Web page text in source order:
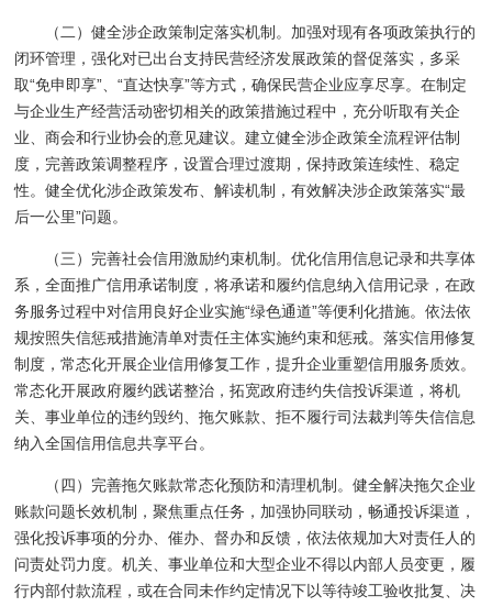
（二）健全涉企政策制定落实机制。加强对现有各项政策执行的
闭环管理，强化对已出台支持民营经济发展政策的督促落实，多采
取“免申即享”、“直达快享”等方式，确保民营企业应享尽享。在制定
与企业生产经营活动密切相关的政策措施过程中，充分听取有关企
业、商会和行业协会的意见建议。建立健全涉企政策全流程评估制
度，完善政策调整程序，设置合理过渡期，保持政策连续性、稳定
性。健全优化涉企政策发布、解读机制，有效解决涉企政策落实“最
后一公里”问题。
（三）完善社会信用激励约束机制。优化信用信息记录和共享体
系，全面推广信用承诺制度，将承诺和履约信息纳入信用记录，在政
务服务过程中对信用良好企业实施“绿色通道”等便利化措施。依法依
规按照失信惩戒措施清单对责任主体实施约束和惩戒。落实信用修复
制度，常态化开展企业信用修复工作，提升企业重塑信用服务质效。
常态化开展政府履约践诺整治，拓宽政府违约失信投诉渠道，将机
关、事业单位的违约毁约、拖欠账款、拒不履行司法裁判等失信信息
纳入全国信用信息共享平台。
（四）完善拖欠账款常态化预防和清理机制。健全解决拖欠企业
账款问题长效机制，聚焦重点任务，加强协同联动，畅通投诉渠道，
强化投诉事项的分办、催办、督办和反馈，依法依规加大对责任人的
问责处罚力度。机关、事业单位和大型企业不得以内部人员变更，履
行内部付款流程，或在合同未作约定情况下以等待竣工验收批复、决